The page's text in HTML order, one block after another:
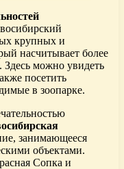
крупных и
насчитывает более
можно увидеть
посетить
в зоопарке.
занимающееся
объектами.
Сопка и